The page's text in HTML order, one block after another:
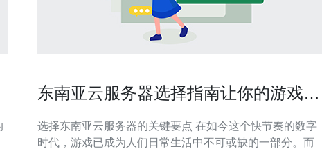
东南亚云服务器选择指南让你的游戏更
选择东南亚云服务器的关键要点 在如今这个快节奏的数字
时代，游戏已成为人们日常生活中不可或缺的一部分。而